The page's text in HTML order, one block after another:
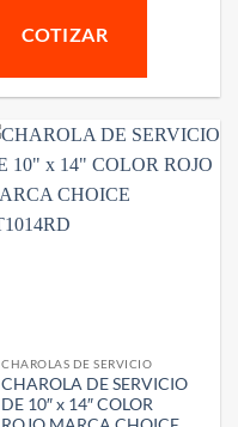
COTIZAR
CHAROLAS DE SERVICIO
CHAROLA DE SERVICIO
DE 10″ x 14″ COLOR